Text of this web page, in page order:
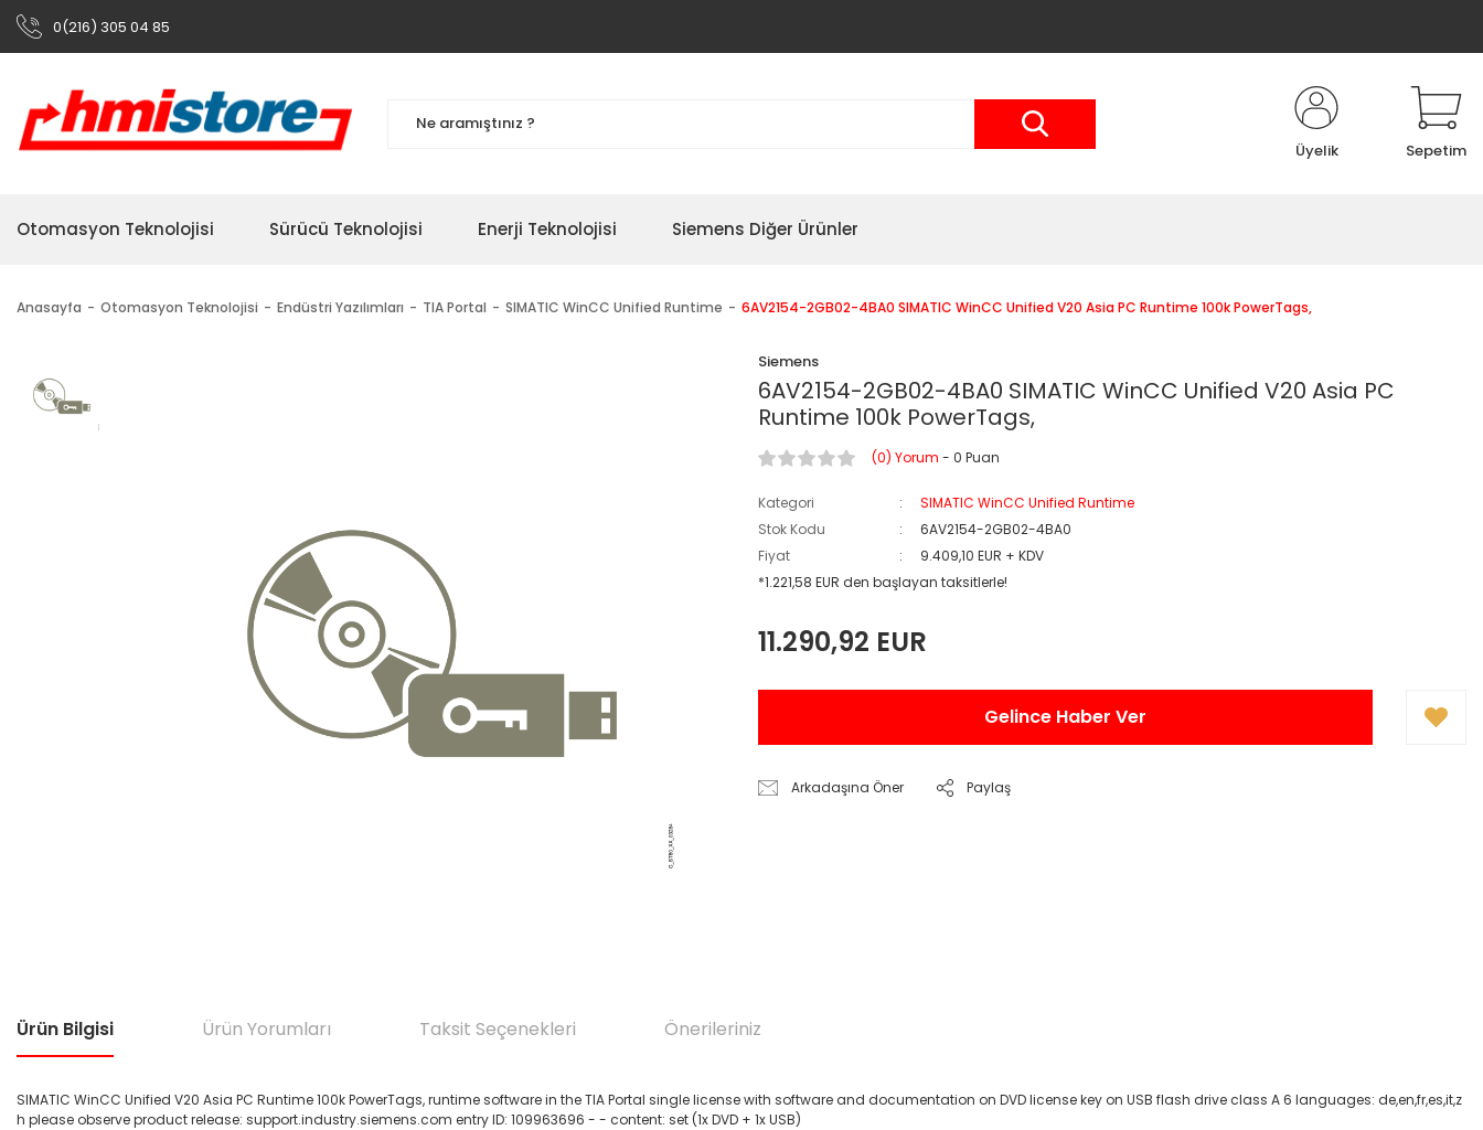
0(216) 305 04 85
Üyelik Sepetim
Otomasyon Teknolojisi Sürücü Teknolojisi Enerji Teknolojisi Siemens Diğer Ürünler
Anasayfa Otomasyon Teknolojisi Endüstri Yazılımları TIA Portal SIMATIC WinCC Unified Runtime 6AV2154-2GB02-4BA0 SIMATIC WinCC Unified V20 Asia PC Runtime 100k PowerTags,
Siemens
6AV2154-2GB02-4BA0 SIMATIC WinCC Unified V20 Asia PC
Runtime 100k PowerTags,
(0) Yorum - 0 Puan
Kategori
SIMATIC WinCC Unified Runtime
Stok Kodu
6AV2154-2GB02-4BA0
Fiyat
9.409,10 EUR + KDV
*1.221,58 EUR den başlayan taksitlerle!
11.290,92 EUR
Gelince Haber Ver
Arkadaşına Öner Paylaş
Ürün Bilgisi Ürün Yorumları Taksit Seçenekleri Önerileriniz
SIMATIC WinCC Unified V20 Asia PC Runtime 100k PowerTags, runtime software in the TIA Portal single license with software and documentation on DVD license key on USB flash drive class A 6 languages: de,en,fr,es,it,z
h please observe product release: support.industry.siemens.com entry ID: 109963696 - - content: set (1x DVD + 1x USB)